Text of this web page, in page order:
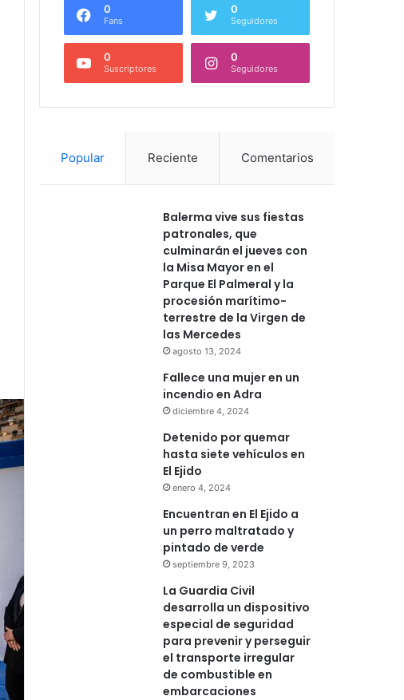
0
Fans
0
Seguidores
0
Suscriptores
0
Seguidores
Popular Reciente Comentarios
Balerma vive sus fiestas
patronales, que
culminarán el jueves con
la Misa Mayor en el
Parque El Palmeral y la
procesión marítimo-
terrestre de la Virgen de
las Mercedes
agosto 13, 2024
Fallece una mujer en un
incendio en Adra
diciembre 4, 2024
Detenido por quemar
hasta siete vehículos en
El Ejido
enero 4, 2024
Encuentran en El Ejido a
un perro maltratado y
pintado de verde
septiembre 9, 2023
La Guardia Civil
desarrolla un dispositivo
especial de seguridad
para prevenir y perseguir
el transporte irregular
de combustible en
embarcaciones